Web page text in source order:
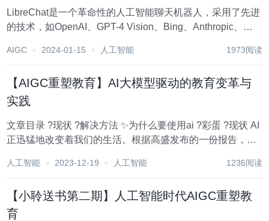
LibreChat是一个革命性的人工智能聊天机器人，采用了先进
的技术，如OpenAI、GPT-4 Vision、Bing、Anthropic、
自托管，为用户提供了极大的灵活...
AIGC 2024-01-15 人工智能 1973阅读
【AIGC重塑教育】AI大模型驱动的教育变革与
实践
文章目录 ?现状 ?解决方法 ✨为什么要使用ai ?彩蛋 ?现状 AI
正迅猛地改变着我们的生活。根据高盛发布的一份报告，AI
在欧美，或许四分之一的工作可以用AI完成。另一份S...
人工智能 2023-12-19 人工智能 1236阅读
【小聆送书第二期】人工智能时代AIGC重塑教
育